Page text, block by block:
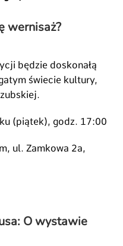
wernisaż?
będzie doskonałą
świecie kultury,
(piątek), godz. 17:00
ul. Zamkowa 2a,
O wystawie